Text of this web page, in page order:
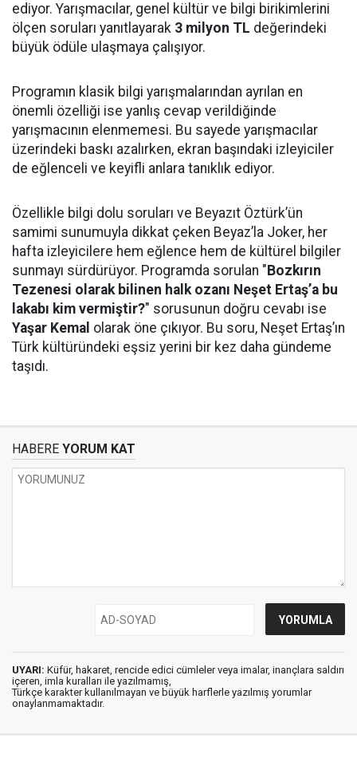
ediyor. Yarışmacılar, genel kültür ve bilgi birikimlerini
ölçen soruları yanıtlayarak 3 milyon TL değerindeki
büyük ödüle ulaşmaya çalışıyor.
Programın klasik bilgi yarışmalarından ayrılan en
önemli özelliği ise yanlış cevap verildiğinde
yarışmacının elenmemesi. Bu sayede yarışmacılar
üzerindeki baskı azalırken, ekran başındaki izleyiciler
de eğlenceli ve keyifli anlara tanıklık ediyor.
Özellikle bilgi dolu soruları ve Beyazıt Öztürk’ün
samimi sunumuyla dikkat çeken Beyaz’la Joker, her
hafta izleyicilere hem eğlence hem de kültürel bilgiler
sunmayı sürdürüyor. Programda sorulan " Bozkırın
Tezenesi olarak bilinen halk ozanı Neşet Ertaş’a bu
lakabı kim vermiştir?" sorusunun doğru cevabı ise
Yaşar Kemal olarak öne çıkıyor. Bu soru, Neşet Ertaş’ın
Türk kültüründeki eşsiz yerini bir kez daha gündeme
taşıdı.
HABERE YORUM KAT
UYARI: Küfür, hakaret, rencide edici cümleler veya imalar, inançlara saldırı
içeren, imla kuralları ile yazılmamış,
Türkçe karakter kullanılmayan ve büyük harflerle yazılmış yorumlar
onaylanmamaktadır.